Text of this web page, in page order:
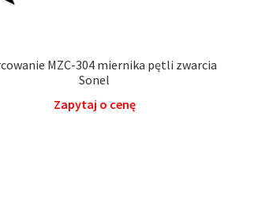
MZC-304 miernika pętli zwarcia
Sonel
Zapytaj o cenę